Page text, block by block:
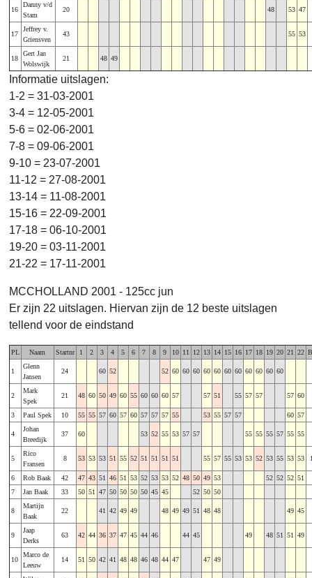
16
Danny v/d
Stam
20 48 53 47
17
Jeffrey v.
Griensven
43 55 53
18
Gert Jan
Wolswijk
21 48 49
Informatie uitslagen:
1-2 = 31-03-2001
3-4 = 12-05-2001
5-6 = 02-06-2001
7-8 = 09-06-2001
9-10 = 23-07-2001
11-12 = 27-08-2001
13-14 = 11-08-2001
15-16 = 22-09-2001
17-18 = 06-10-2001
19-20 = 03-11-2001
21-22 = 17-11-2001
MCCHOLLAND 2001 - 125cc jun
Er zijn 22 uitslagen. Hiervan zijn de 12 beste uitslagen
tellend voor de eindstand
PL Naam Startnr 1 2 3 4 5 6 7 8 9 10 11 12 13 14 15 16 17 18 19 20 21 22
1
Glenn
Jansen
24 60 52 52 60 60 60 60 60 60 60 60 60 60 60
2
Mark
Spek
21 48 60 50 49 60 55 60 60 60 57 57 51 55 57 57 57 60
3 Paul Spek 10 55 55 57 60 57 60 57 57 57 55 53 55 57 57 60 57
4
Johan
Breedijk
37 60 53 52 55 53 57 57 55 55 55 57 55 55
5
Rico
Fransen
8 53 53 53 51 55 52 51 51 51 51 55 57 55 53 53 52 53 55 53 53
6 Rob Baak 42 47 43 51 46 51 53 52 53 53 52 48 50 49 53 52 52 52 51
7
Jan Baak 33 50 51 47 50 50 50 50 45 45 52 50 50
8
Martijn
Baak
22 41 42 49 49 48 49 49 51 48 48 49 45
9
Jaap
Derks
63 42 44 36 37 47 45 44 46 44 45 49 48 51 51 49
10
Marco de
Leeuw
14 51 50 42 41 48 48 46 48 44 47 47 49